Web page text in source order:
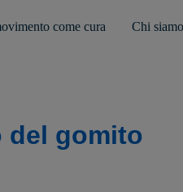
come cura Chi siamo
del gomito